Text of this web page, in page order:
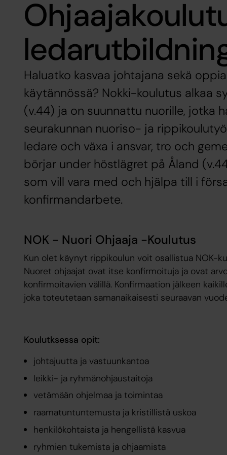
Haluatko kasvaa johtajana sekä
käytännössä? Nokki-koulutus alkaa
(v.44) ja on suunnattu nuorille, jotka
seurakunnan nuoriso- ja
ledare och växa i ansvar, tro och
börjar under höstlägret på Åland
som vill vara med och hjälpa till i
konfirmandarbete.
NOK - Nuori Ohjaaja -Koulutus
Kun olet käynyt rippikoulun voit osallistua NOK-
Nuoret ohjaajat ovat itse konfirmoituja ja ovat
konfirmoitavien välillä. Konfirmaation jälkeen
joka toteutetaan samanaikaisesti seuraavan
Koulutksessa opit:
johtajuutta ja vastuunkantoa
leikki- ja ryhmänohjaustaitoja
vetämään ohjelmaa ja toimintaa
raamatuntuntemusta ja kristillistä uskoa
henkilökohtaista ja hengellistä kasvua
ryhmien tukemista ja ohjaamista